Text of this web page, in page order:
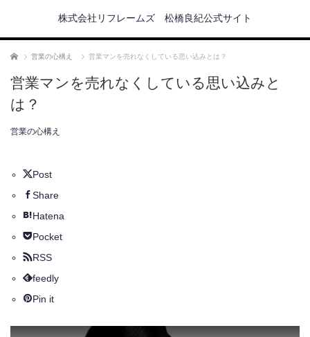
株式会社リフレームズ 松橋良紀公式サイト
ホーム 営業の心構え 営業マンを売れなくしている思い込みとは？
営業マンを売れなくしている思い込みと
は？
営業の心構え
Post
Share
Hatena
Pocket
RSS
feedly
Pin it